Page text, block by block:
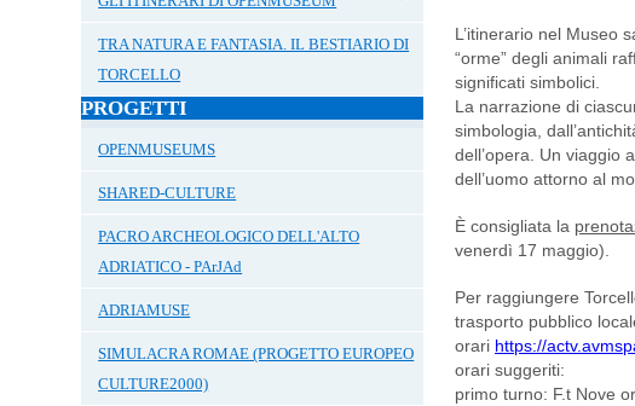
TRA NATURA E FANTASIA. IL BESTIARIO DI
TORCELLO
PROGETTI
OPENMUSEUMS
SHARED-CULTURE
PACRO ARCHEOLOGICO DELL'ALTO
ADRIATICO - PArJAd
ADRIAMUSE
SIMULACRA ROMAE (PROGETTO EUROPEO
CULTURE2000)
L’itinerario nel Museo
“orme” degli animali
significati simbolici.
La narrazione di
simbologia,
dell’opera. Un viaggio
dell’uomo attorno al
È consigliata la
venerdì 17 maggio).
Per raggiungere
trasporto pubblico
orari https://
orari suggeriti:
primo turno: F.t Nove